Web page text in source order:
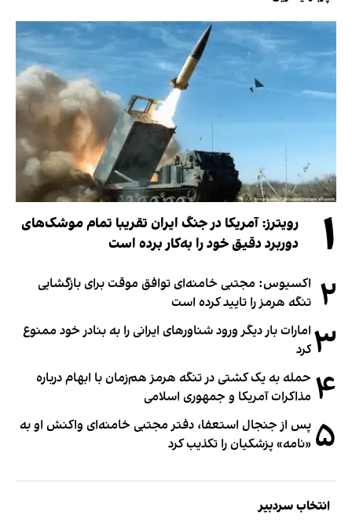
۱
رویترز: آمریکا در جنگ ایران تقریبا تمام موشک‌های
دوربرد دقیق خود را به‌کار برده است
۲ اکسیوس: مجتبی خامنه‌ای توافق موقت برای بازگشایی
تنگه هرمز را تایید کرده است
۳ امارات بار دیگر ورود شناورهای ایرانی را به بنادر خود ممنوع
کرد
۴ حمله به یک کشتی در تنگه هرمز هم‌زمان با ابهام درباره
مذاکرات آمریکا و جمهوری اسلامی
۵ پس از جنجال استعفا، دفتر مجتبی خامنه‌ای واکنش او به
«نامه» پزشکیان را تکذیب کرد
انتخاب سردبیر